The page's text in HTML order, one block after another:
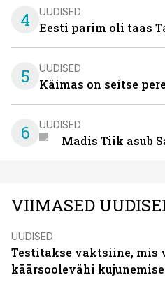
4 UUDISED
Eesti parim oli taas
5 UUDISED
Käimas on seitse
6 UUDISED
Madis Tiik asub
VIIMASED
UUDISED
Testitakse vaktsiine, mis
käärsoolevähi kujunemise